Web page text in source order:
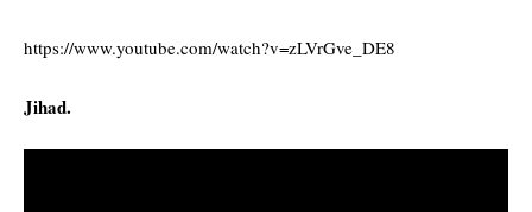
https://www.youtube.com/watch?v=zLVrGve_DE8
Jihad.